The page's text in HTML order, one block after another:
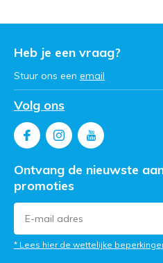
Heb je een vraag?
Stuur ons een email
Volg ons
Ontvang de nieuwste
promoties
* Lees hier de wettelijke